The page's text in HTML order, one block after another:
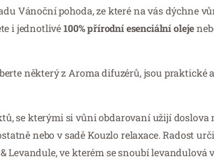
Vánoční pohoda, ze které na vás dýchne
i jednotlivé100% přírodní esenciální oleje
některý z Aroma difuzérů, jsou praktické
se kterými si vůni obdarovaní užijí doslova
nebo v sadě Kouzlo relaxace. Radost
Levandule, ve kterém se snoubí levandulová